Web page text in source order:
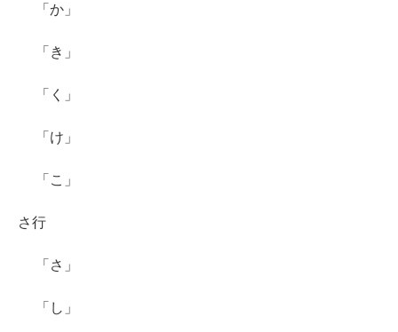
「か」
「き」
「く」
「け」
「こ」
さ行
「さ」
「し」